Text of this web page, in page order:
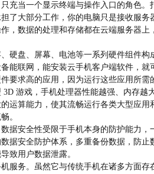
充当一个显示终端与操作入口的角色
了大部分工作，你的电脑只是接收服
数据的处理和存储都在云端服务器上
硬盘、屏幕、电池等一系列硬件组件
能联网，能安装云手机客户端软件，
求高的应用，因为运行这些应用所需
游戏，手机处理器性能越强、内存
运算能力，使其流畅运行各类大型应
。
据安全性受限于手机本身的防护能力
据安全防护体系，多重备份数据，防止
致用户数据泄露。
服务。虽然它与传统手机在诸多方面